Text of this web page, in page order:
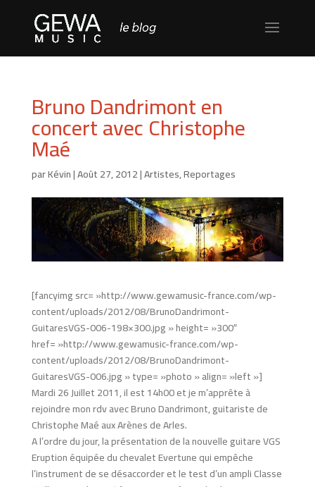
Bruno Dandrimont en
concert avec Christophe
Maé
parKévin|Août 27, 2012|Artistes,Reportages
[fancyimg src= »http://www.gewamusic-france.com/wp-
content/uploads/2012/08/BrunoDandrimont-
GuitaresVGS-006-198×300.jpg » height= »300″
href= »http://www.gewamusic-france.com/wp-
content/uploads/2012/08/BrunoDandrimont-
GuitaresVGS-006.jpg » type= »photo » align= »left »]
Mardi 26 Juillet 2011, il est 14h00 et je m’apprête à
rejoindre mon rdv avec Bruno Dandrimont, guitariste de
Christophe Maé aux Arènes de Arles.
A l’ordre du jour, la présentation de la nouvelle guitare VGS
Eruption équipée du chevalet Evertune qui empêche
l’instrument de se désaccorder et le test d’un ampli Classe